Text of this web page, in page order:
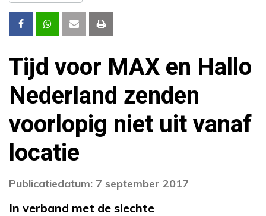
Tijd voor MAX en Hallo
Nederland zenden
voorlopig niet uit vanaf
locatie
Publicatiedatum: 7 september 2017
In verband met de slechte